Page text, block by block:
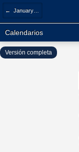
← January 2026
Calendarios
Versión completa